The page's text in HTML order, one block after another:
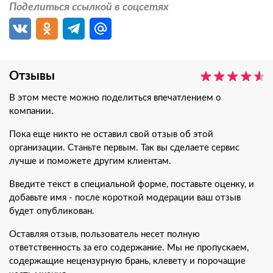
Поделиться ссылкой в соцсетях
Отзывы
В этом месте можно поделиться впечатлением о
компании.
Пока еще никто не оставил свой отзыв об этой
организации. Станьте первым. Так вы сделаете сервис
лучше и поможете другим клиентам.
Введите текст в специальной форме, поставьте оценку, и
добавьте имя - после короткой модерации ваш отзыв
будет опубликован.
Оставляя отзыв, пользователь несет полную
ответственность за его содержание. Мы не пропускаем,
содержащие нецензурную брань, клевету и порочащие